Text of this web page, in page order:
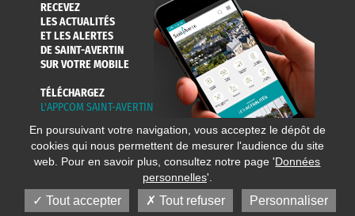
RECEVEZ
LES ACTUALITÉS
ET LES ALERTES
DE SAINT-AVERTIN
SUR VOTRE MOBILE
TÉLÉCHARGEZ
L'APPCOM SAINT-AVERTIN
En poursuivant votre navigation, vous acceptez le dépôt de
cookies qui nous permettent de mesurer l'audience du site
web. Pour en savoir plus, consultez notre page 'Données
personnelles'.
Tout accepter Tout refuser Personnaliser